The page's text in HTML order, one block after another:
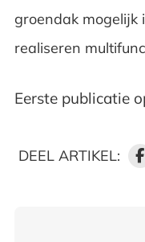
groendak mogelijk
realiseren
Eerste publicatie
DEEL ARTIKEL: